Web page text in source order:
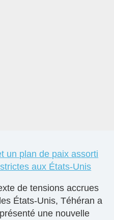
un plan de paix assorti
aux États-Unis
de tensions accrues
États-Unis, Téhéran a
une nouvelle